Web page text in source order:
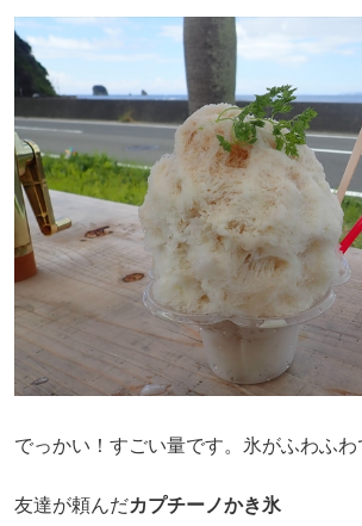
でっかい！すごい量です。氷がふわふわ
友達が頼んだカプチーノかき氷